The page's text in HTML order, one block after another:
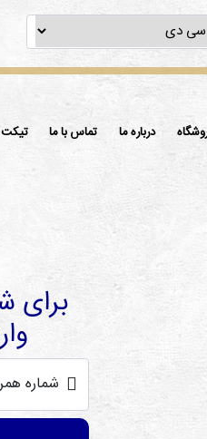
درباره ما تماس با ما تیکت
برای
شماره